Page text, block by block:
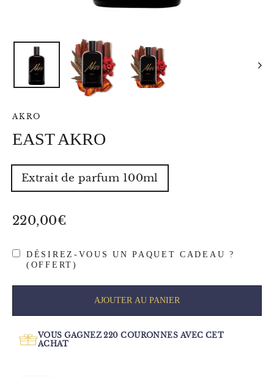
AKRO
EAST AKRO
Extrait de parfum 100ml
Prix
220,00€
DÉSIREZ-VOUS UN PAQUET CADEAU ?
(OFFERT)
AJOUTER AU PANIER
VOUS GAGNEZ220 COURONNES AVEC CET
ACHAT